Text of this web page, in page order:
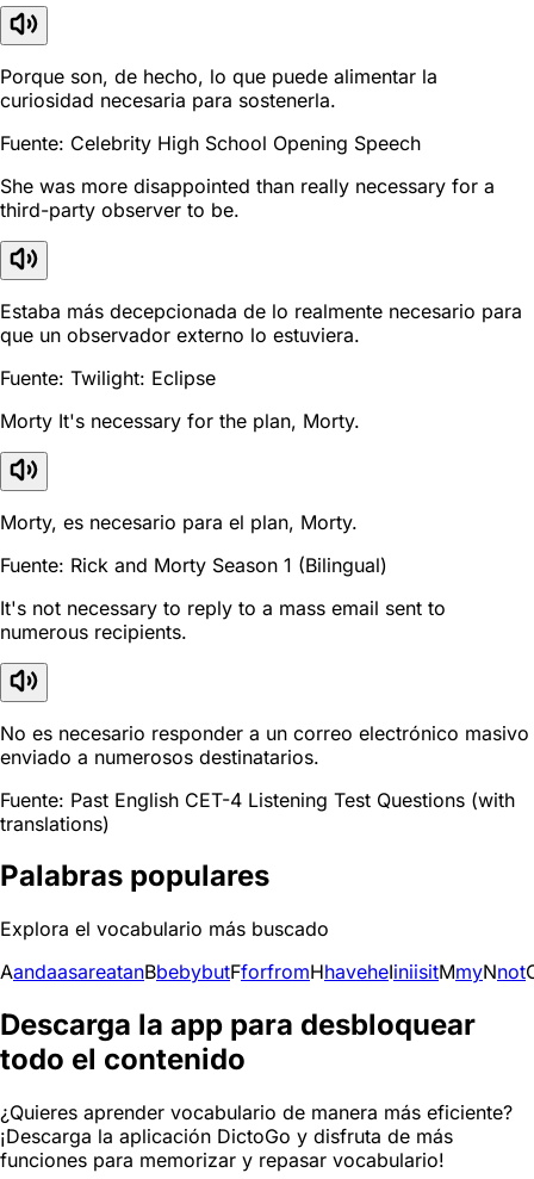
Porque son, de hecho, lo que puede alimentar la
curiosidad necesaria para sostenerla.
Fuente: Celebrity High School Opening Speech
She was more disappointed than really necessary for a
third-party observer to be.
Estaba más decepcionada de lo realmente necesario para
que un observador externo lo estuviera.
Fuente: Twilight: Eclipse
Morty It's necessary for the plan, Morty.
Morty, es necesario para el plan, Morty.
Fuente: Rick and Morty Season 1 (Bilingual)
It's not necessary to reply to a mass email sent to
numerous recipients.
No es necesario responder a un correo electrónico masivo
enviado a numerosos destinatarios.
Fuente: Past English CET-4 Listening Test Questions (with
translations)
Palabras populares
Explora el vocabulario más buscado
AandaasareatanBbebybutFforfromHhaveheIiniisitMmyNnot
Descarga la app para desbloquear
todo el contenido
¿Quieres aprender vocabulario de manera más eficiente?
¡Descarga la aplicación DictoGo y disfruta de más
funciones para memorizar y repasar vocabulario!